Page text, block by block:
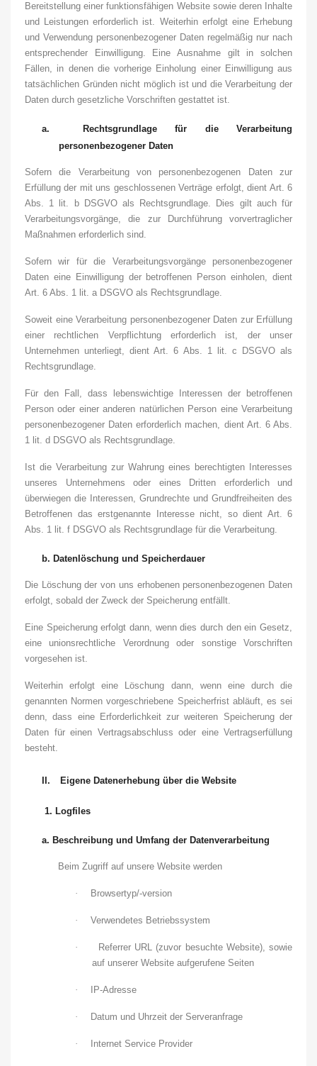
Bereitstellung einer funktionsfähigen Website sowie deren Inhalte
und Leistungen erforderlich ist. Weiterhin erfolgt eine Erhebung
und Verwendung personenbezogener Daten regelmäßig nur nach
entsprechender Einwilligung. Eine Ausnahme gilt in solchen
Fällen, in denen die vorherige Einholung einer Einwilligung aus
tatsächlichen Gründen nicht möglich ist und die Verarbeitung der
Daten durch gesetzliche Vorschriften gestattet ist.
a.
Rechtsgrundlage für die Verarbeitung
personenbezogener Daten
Sofern die Verarbeitung von personenbezogenen Daten zur
Erfüllung der mit uns geschlossenen Verträge erfolgt, dient Art. 6
Abs. 1 lit. b DSGVO als Rechtsgrundlage. Dies gilt auch für
Verarbeitungsvorgänge, die zur Durchführung vorvertraglicher
Maßnahmen erforderlich sind.
Sofern wir für die Verarbeitungsvorgänge personenbezogener
Daten eine Einwilligung der betroffenen Person einholen, dient
Art. 6 Abs. 1 lit. a DSGVO als Rechtsgrundlage.
Soweit eine Verarbeitung personenbezogener Daten zur Erfüllung
einer rechtlichen Verpflichtung erforderlich ist, der unser
Unternehmen unterliegt, dient Art. 6 Abs. 1 lit. c DSGVO als
Rechtsgrundlage.
Für den Fall, dass lebenswichtige Interessen der betroffenen
Person oder einer anderen natürlichen Person eine Verarbeitung
personenbezogener Daten erforderlich machen, dient Art. 6 Abs.
1 lit. d DSGVO als Rechtsgrundlage.
Ist die Verarbeitung zur Wahrung eines berechtigten Interesses
unseres Unternehmens oder eines Dritten erforderlich und
überwiegen die Interessen, Grundrechte und Grundfreiheiten des
Betroffenen das erstgenannte Interesse nicht, so dient Art. 6
Abs. 1 lit. f DSGVO als Rechtsgrundlage für die Verarbeitung.
b. Datenlöschung und Speicherdauer
Die Löschung der von uns erhobenen personenbezogenen Daten
erfolgt, sobald der Zweck der Speicherung entfällt.
Eine Speicherung erfolgt dann, wenn dies durch den ein Gesetz,
eine unionsrechtliche Verordnung oder sonstige Vorschriften
vorgesehen ist.
Weiterhin erfolgt eine Löschung dann, wenn eine durch die
genannten Normen vorgeschriebene Speicherfrist abläuft, es sei
denn, dass eine Erforderlichkeit zur weiteren Speicherung der
Daten für einen Vertragsabschluss oder eine Vertragserfüllung
besteht.
II. Eigene Datenerhebung über die Website
1. Logfiles
a. Beschreibung und Umfang der Datenverarbeitung
Beim Zugriff auf unsere Website werden
· Browsertyp/-version
· Verwendetes Betriebssystem
·
Referrer URL (zuvor besuchte Website), sowie
auf unserer Website aufgerufene Seiten
· IP-Adresse
· Datum und Uhrzeit der Serveranfrage
· Internet Service Provider